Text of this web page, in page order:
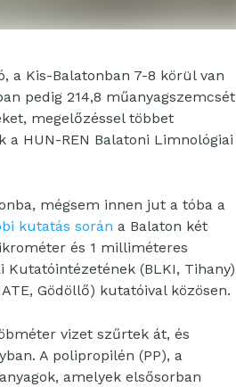
a Kis-Balatonban 7-8 körül van
pedig 214,8 műanyagszemcsét
megelőzéssel többet
HUN-REN Balatoni Limnológiai
mégsem innen jut a tóba a
kutatás során a Balaton két
és 1 milliméteres
Kutatóintézetének (BLKI, Tihany)
Gödöllő) kutatóival közösen.
vizet szűrtek át, és
A polipropilén (PP), a
amelyek elsősorban